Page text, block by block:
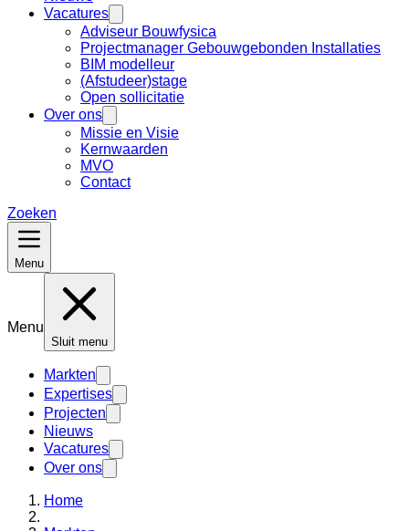
Vacatures
Adviseur Bouwfysica
Projectmanager Gebouwgebonden Installaties
BIM modelleur
(Afstudeer)stage
Open sollicitatie
Over ons
Missie en Visie
Kernwaarden
MVO
Contact
Zoeken
Menu
Menu
Sluit menu
Markten
Expertises
Projecten
Nieuws
Vacatures
Over ons
Home